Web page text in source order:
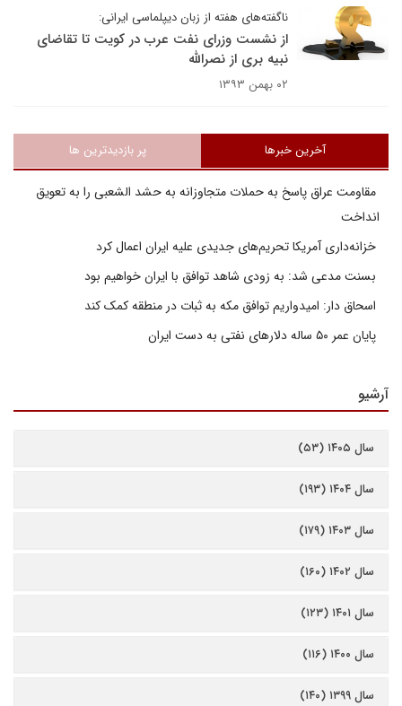
ناگفته‌های هفته از زبان دیپلماسی ایرانی:
از نشست وزرای نفت عرب در کویت تا تقاضای
نبیه بری از نصرالله
۰۲ بهمن ۱۳۹۳
آخرین خبرها پر بازدیدترین ها
مقاومت عراق پاسخ به حملات متجاوزانه به حشد الشعبی را به تعویق
انداخت
خزانه‌داری آمریکا تحریم‌های جدیدی علیه ایران اعمال کرد
بسنت مدعی شد: به زودی شاهد توافق با ایران خواهیم بود
اسحاق دار: امیدواریم توافق مکه به ثبات در منطقه کمک کند
پایان عمر ۵۰ ساله دلارهای نفتی به دست ایران
آرشیو
سال ۱۴۰۵ (۵۳)
سال ۱۴۰۴ (۱۹۳)
سال ۱۴۰۳ (۱۷۹)
سال ۱۴۰۲ (۱۶۰)
سال ۱۴۰۱ (۱۲۳)
سال ۱۴۰۰ (۱۱۶)
سال ۱۳۹۹ (۱۴۰)